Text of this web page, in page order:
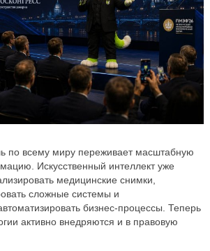
по всему миру переживает масштабную
Искусственный интеллект уже
медицинские снимки,
сложные системы и
бизнес‑процессы. Теперь
активно внедряются и в правовую